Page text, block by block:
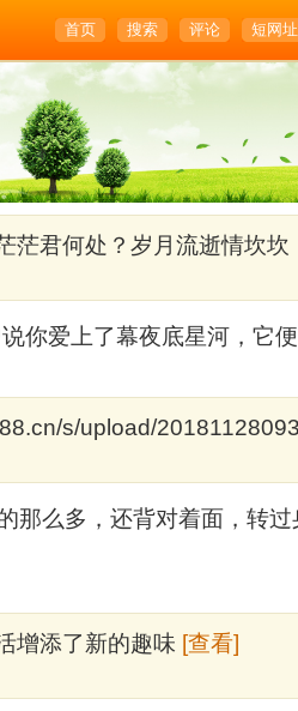
首页 搜索 评论 短网址
茫君何处？岁月流逝情坎
说你爱上了幕夜底星河，它
s/upload/
那么多，还背对着面，转
增添了新的趣味 [查看]